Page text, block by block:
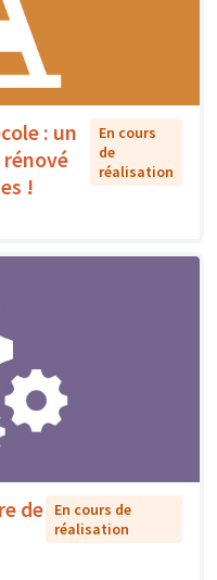
: un
!
En cours
de
réalisation
de
En cours de
réalisation